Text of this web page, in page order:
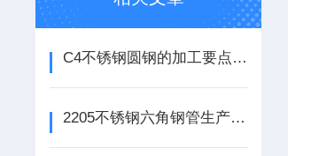
C4不锈钢圆钢的加工要点：切割、焊接与表面处理一文讲清
2205不锈钢六角钢管生产工艺与规格选型指南